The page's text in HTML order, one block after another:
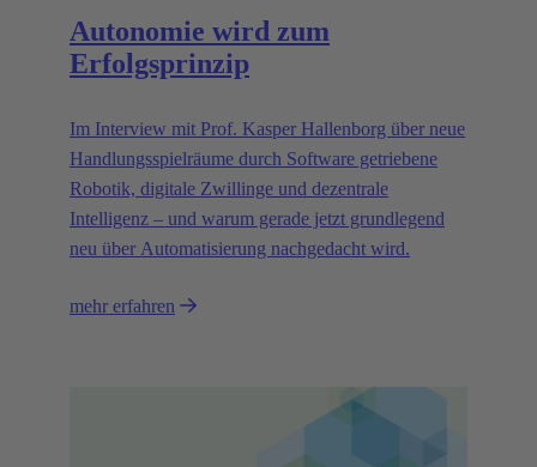
Autonomie wird zum
Erfolgsprinzip
Im Interview mit Prof. Kasper Hallenborg über neue
Handlungsspielräume durch Software getriebene
Robotik, digitale Zwillinge und dezentrale
Intelligenz – und warum gerade jetzt grundlegend
neu über Automatisierung nachgedacht wird.
mehr erfahren